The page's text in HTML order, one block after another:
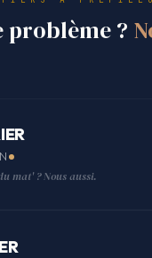
problème ?
mat' ? Nous aussi.